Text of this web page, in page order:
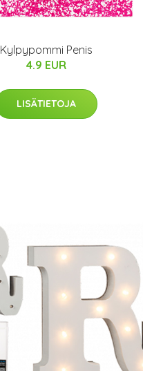
Kylpypommi Penis
4.9 EUR
LISÄTIETOJA